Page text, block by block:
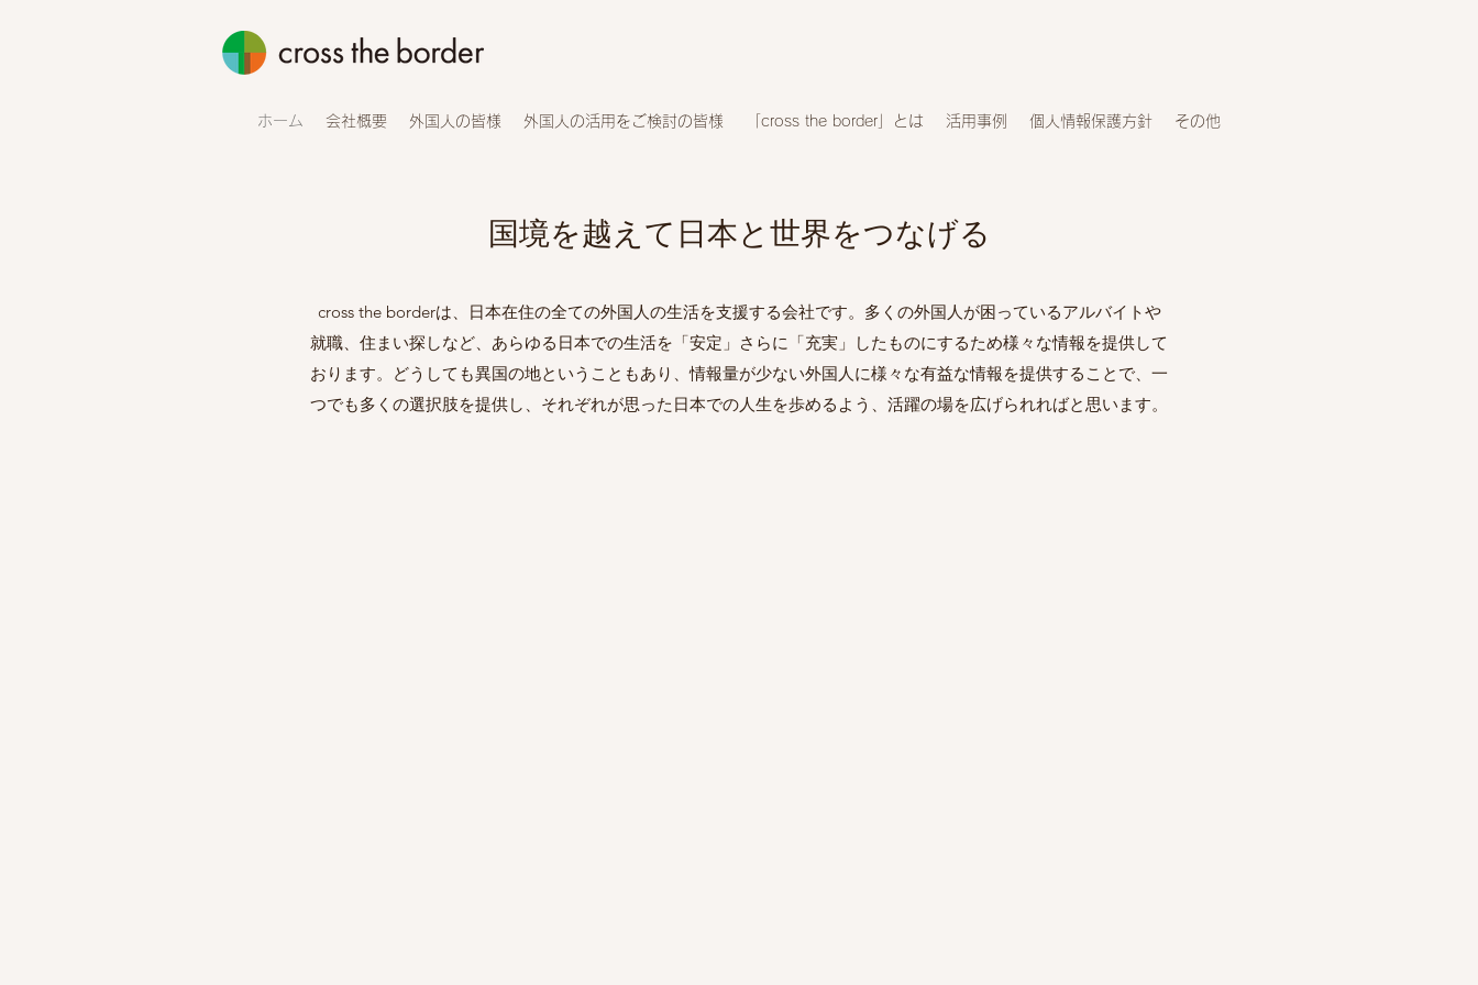
ホーム 会社概要 外国人の皆様 外国人の活用をご検討の皆様 「cross the border」とは 活用事例 個人情報保護方針 その他
​国境を越えて日本と世界をつなげる
cross the borderは、日本在住の全ての外国人の生活を支援する会社です。多くの外国人が困っているアルバイトや
就職、住まい探しなど、あらゆる日本での生活を「安定」さらに「充実」したものにするため様々な情報を提供して
おります。どうしても異国の地ということもあり、情報量が少ない外国人に様々な有益な情報を提供することで、一
つでも多くの選択肢を提供し、それぞれが思った日本での人生を歩めるよう、活躍の場を広げられればと思います。